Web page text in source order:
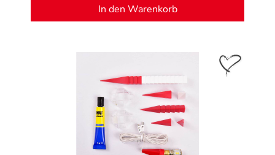
In den Warenkorb